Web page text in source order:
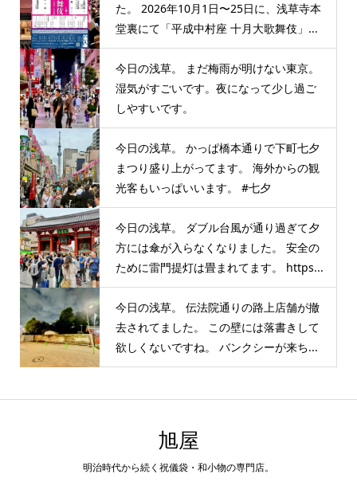
た。 2026年10月1日〜25日に、浅草寺本
堂裏にて「平成中村座 十月大歌舞伎」...
今日の浅草。 まだ梅雨が明けない東京。
湿気がすごいです。夜になって少し過ご
しやすいです。
今日の浅草。 かっぱ橋本通りで下町七夕
まつり盛り上がってます。 海外からの観
光客もいっぱいいます。 #七夕
今日の浅草。 ダブル台風が通り過ぎて夕
方には傘が入らなくなりました。 安全の
ために雷門提灯は畳まれてます。 https...
今日の浅草。 伝法院通りの路上店舗が撤
去されてました。 この壁には落書きして
欲しくないですね。 バンクシーが来ち...
旭屋
明治時代から続く祝儀袋・和小物の専門店。